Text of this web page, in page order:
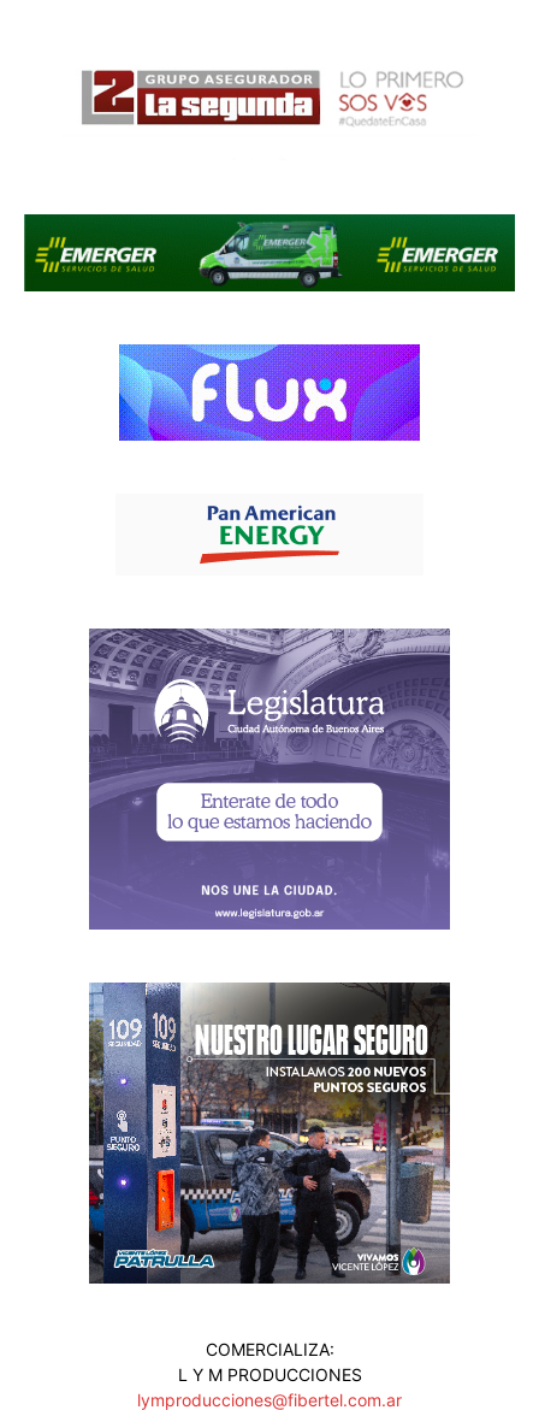
COMERCIALIZA:
L Y M PRODUCCIONES
lymproducciones@fibertel.com.ar